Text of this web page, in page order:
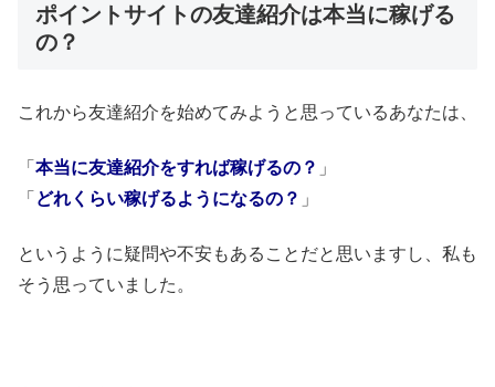
ポイントサイトの友達紹介は本当に稼げる
の？
これから友達紹介を始めてみようと思っているあなたは、
「 本当に友達紹介をすれば稼げるの？ 」
「 どれくらい稼げるようになるの？ 」
というように疑問や不安もあることだと思いますし、私も
そう思っていました。